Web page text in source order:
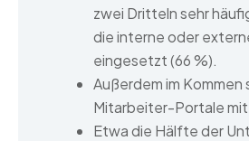
zwei Dritteln sehr
die interne oder
eingesetzt (66 %).
Außerdem im
Mitarbeiter-Portale mit
Etwa die Hälfte der